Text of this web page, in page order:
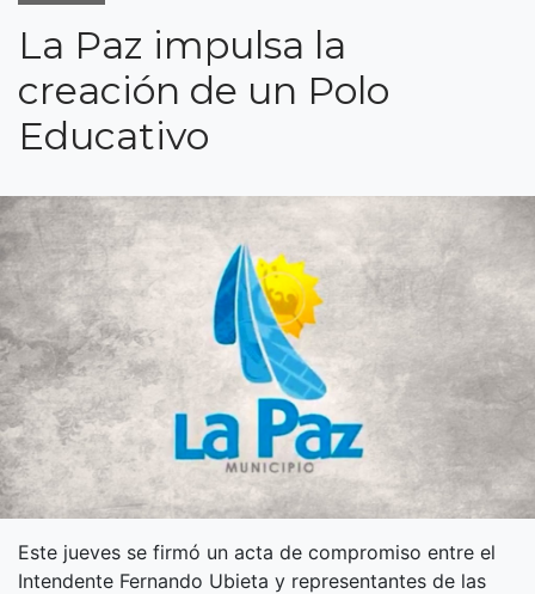
La Paz impulsa la
creación de un Polo
Educativo
Este jueves se firmó un acta de compromiso entre el
Intendente Fernando Ubieta y representantes de las